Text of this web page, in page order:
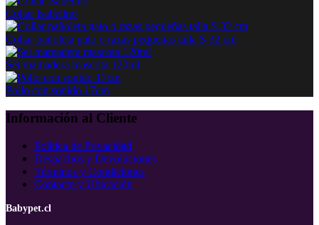
Collar Isabelino
Collar pañoleta gato o razas pequeñas talla S 32 cm
Set mamadera mascota 120ml
Pollo con sonido 17cm
Información al Cliente
Política de Privacidad
Despachos y Devoluciones
Términos y Condiciones
Contacto y Ubicación
Babypet.cl